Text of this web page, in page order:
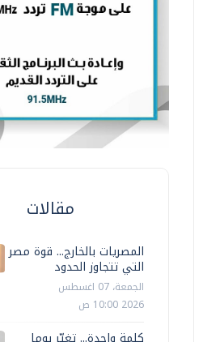
مقالات
المصريات بالخارج... قوة مصر
التي تتجاوز الحدود
الجمعة، 07 اغسطس
2026 10:00 ص